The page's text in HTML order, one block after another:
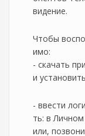
видение.
Чтобы
имо:
- скачать
и
- ввести
ть: в
или,